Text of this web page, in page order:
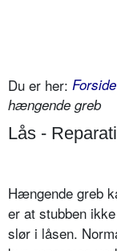
Du er her: Forside
hængende greb
Lås -
Hængende greb
er at stubben
slør i låsen.